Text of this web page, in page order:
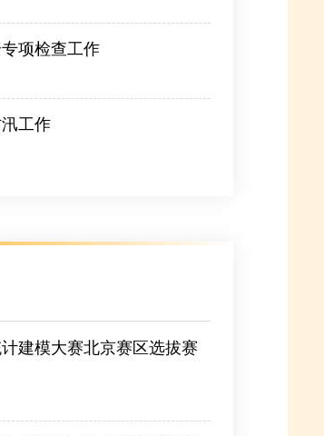
项检查工作
工作
建模大赛北京赛区选拔赛